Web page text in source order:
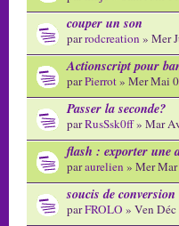
couper un son
parrodcreation » Mer
Actionscript pour
parPierrot» Mer Mai
Passer la seconde?
parRusSsk0ff» Mar
flash : exporter une
paraurelien » Mer
soucis de conversion
parFROLO » Ven